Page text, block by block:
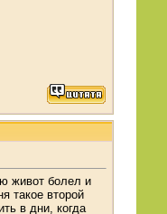
живот болел и
такое второй
в дни, когда